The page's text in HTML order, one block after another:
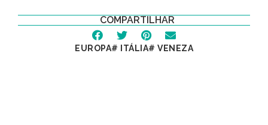
COMPARTILHAR
EUROPA# ITÁLIA# VENEZA